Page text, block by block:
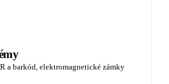
a barkód, elektromagnetické zámky